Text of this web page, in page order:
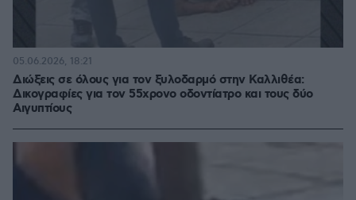
Διώξεις σε όλους για τον ξυλοδαρμό στην Καλλιθέα:
Δικογραφίες για τον 55χρονο οδοντίατρο και τους δύο
Αιγυπτίους
05.06.2026, 18:21